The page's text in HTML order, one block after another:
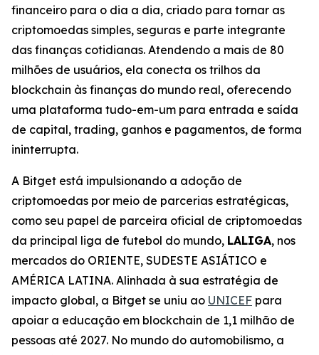
financeiro para o dia a dia, criado para tornar as
criptomoedas simples, seguras e parte integrante
das finanças cotidianas. Atendendo a mais de 80
milhões de usuários, ela conecta os trilhos da
blockchain às finanças do mundo real, oferecendo
uma plataforma tudo-em-um para entrada e saída
de capital, trading, ganhos e pagamentos, de forma
ininterrupta.
A Bitget está impulsionando a adoção de
criptomoedas por meio de parcerias estratégicas,
como seu papel de parceira oficial de criptomoedas
da principal liga de futebol do mundo, LALIGA, nos
mercados do ORIENTE, SUDESTE ASIÁTICO e
AMÉRICA LATINA. Alinhada à sua estratégia de
impacto global, a Bitget se uniu ao UNICEF para
apoiar a educação em blockchain de 1,1 milhão de
pessoas até 2027. No mundo do automobilismo, a